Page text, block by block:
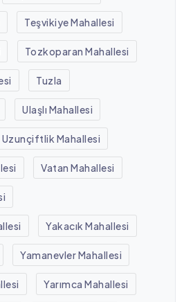
Teşvikiye Mahallesi
Tozkoparan Mahallesi
Tuzla
Ulaşlı Mahallesi
Uzunçiftlik Mahallesi
Vatan Mahallesi
Yakacık Mahallesi
Yamanevler Mahallesi
Yarımca Mahallesi